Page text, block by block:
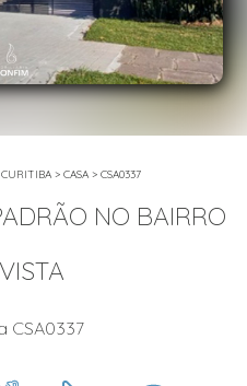
CURITIBA > CASA > CSA0337
NO BAIRRO
CSA0337